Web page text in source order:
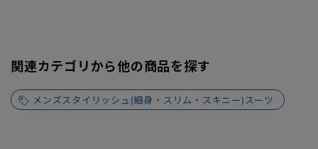
関連カテゴリから他の商品を探す
メンズスタイリッシュ(細身・スリム・スキニー)スーツ